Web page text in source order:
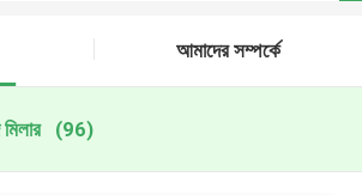
আমাদের সম্পর্কে
(96)